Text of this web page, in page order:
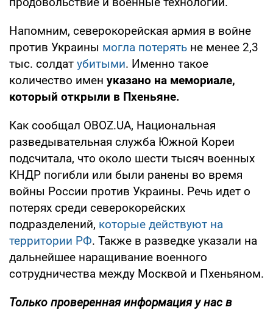
Напомним, северокорейская армия в войне
против Украины могла потерять не менее 2,3
тыс. солдат убитыми. Именно такое
количество имен указано на мемориале,
который открыли в Пхеньяне.
Как сообщал OBOZ.UA, Национальная
разведывательная служба Южной Кореи
подсчитала, что около шести тысяч военных
КНДР погибли или были ранены во время
войны России против Украины. Речь идет о
потерях среди северокорейских
подразделений, которые действуют на
территории РФ. Также в разведке указали на
дальнейшее наращивание военного
сотрудничества между Москвой и Пхеньяном.
Только проверенная информация у нас в